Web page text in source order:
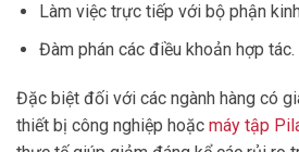
Làm việc trực tiếp với bộ phận
Đàm phán các điều khoản hợp tác.
Đặc biệt đối với các ngành hàng có
thiết bị công nghiệp hoặc máy tập